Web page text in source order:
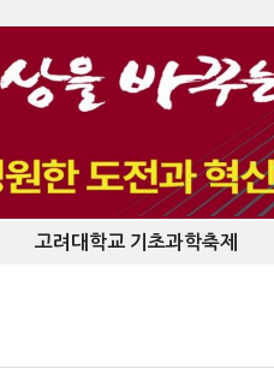
고려대학교 기초과학축제